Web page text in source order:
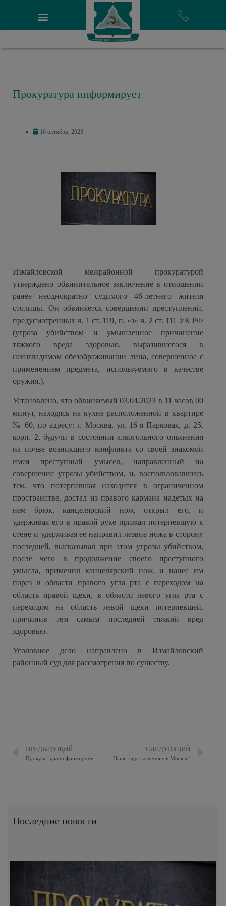
Прокуратура информирует
16 октября, 2023
Измайловской межрайонной прокуратурой
утверждено обвинительное заключение в отношении
ранее неоднократно судимого 46-летнего жителя
столицы. Он обвиняется совершении преступлений,
предусмотренных ч. 1 ст. 119, п. «з» ч. 2 ст. 111 УК РФ
(угроза убийством и умышленное причинение
тяжкого вреда здоровью, выразившегося в
неизгладимом обезображивании лица, совершенное с
применением предмета, используемого в качестве
оружия,).
Установлено, что обвиняемый 03.04.2023 в 11 часов 00
минут, находясь на кухне расположенной в квартире
№ 60, по адресу: г. Москва, ул. 16-я Парковая, д. 25,
корп. 2, будучи в состоянии алкогольного опьянения
на почве возникшего конфликта со своей знакомой
имея преступный умысел, направленный на
совершение угрозы убийством, и, воспользовавшись
тем, что потерпевшая находится в ограниченном
пространстве, достал из правого кармана надетых на
нем брюк, канцелярский нож, открыл его, и
удерживая его в правой руке прижал потерпевшую к
стене и удерживая ее направил лезвие ножа в сторону
последней, высказывал при этом угрозы убийством,
после чего в продолжение своего преступного
умысла, применил канцелярский нож, и нанес им
порез в области правого угла рта с переходом на
область правой щеки, в области левого угла рта с
переходом на область левой щеки потерпевшей,
причинив тем самым последней тяжкий вред
здоровью.
Уголовное дело направлено в Измайловский
районный суд для рассмотрения по существу.
ПРЕДЫДУЩИЙ
Прокуратура информирует
СЛЕДУЮЩИЙ
Наши кадеты лучшие в Москве!
Последние новости